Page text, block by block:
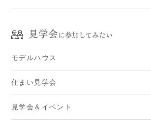
見学会に参加してみたい
モデルハウス
住まい見学会
見学会＆イベント